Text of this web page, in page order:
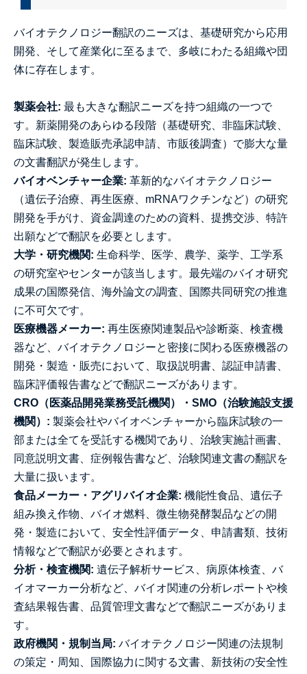
バイオテクノロジー翻訳のニーズは、基礎研究から応用
開発、そして産業化に至るまで、多岐にわたる組織や団
体に存在します。
製薬会社: 最も大きな翻訳ニーズを持つ組織の一つで
す。新薬開発のあらゆる段階（基礎研究、非臨床試験、
臨床試験、製造販売承認申請、市販後調査）で膨大な量
の文書翻訳が発生します。
バイオベンチャー企業: 革新的なバイオテクノロジー
（遺伝子治療、再生医療、mRNAワクチンなど）の研究
開発を手がけ、資金調達のための資料、提携交渉、特許
出願などで翻訳を必要とします。
大学・研究機関: 生命科学、医学、農学、薬学、工学系
の研究室やセンターが該当します。最先端のバイオ研究
成果の国際発信、海外論文の調査、国際共同研究の推進
に不可欠です。
医療機器メーカー: 再生医療関連製品や診断薬、検査機
器など、バイオテクノロジーと密接に関わる医療機器の
開発・製造・販売において、取扱説明書、認証申請書、
臨床評価報告書などで翻訳ニーズがあります。
CRO（医薬品開発業務受託機関）・SMO（治験施設支援
機関）: 製薬会社やバイオベンチャーから臨床試験の一
部または全てを受託する機関であり、治験実施計画書、
同意説明文書、症例報告書など、治験関連文書の翻訳を
大量に扱います。
食品メーカー・アグリバイオ企業: 機能性食品、遺伝子
組み換え作物、バイオ燃料、微生物発酵製品などの開
発・製造において、安全性評価データ、申請書類、技術
情報などで翻訳が必要とされます。
分析・検査機関: 遺伝子解析サービス、病原体検査、バ
イオマーカー分析など、バイオ関連の分析レポートや検
査結果報告書、品質管理文書などで翻訳ニーズがありま
す。
政府機関・規制当局: バイオテクノロジー関連の法規制
の策定・周知、国際協力に関する文書、新技術の安全性